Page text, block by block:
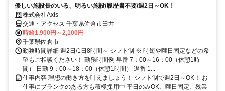
優しい施設長のいる、明るい施設/履歴書不要/週2日～OK！
株式会社Axis
交通・アクセス 千葉県佐倉市臼井
時給1,900円～2,100円
千葉県佐倉市
勤務時間詳細 週2日/1日8時間～ シフト制 ※ 時短や曜日固定などの希
望もご相談ください！ 勤務時間例 早番 7：00～16：00（休憩1時
間） 日勤 9：00～18：00（休憩1時間） 遅番 1...
仕事内容 理想の働き方を叶えましょう！ シフト制で週2日～OK！ お
仕事にブランクのある方も積極採用中 平日のみOK、曜日固定、残業